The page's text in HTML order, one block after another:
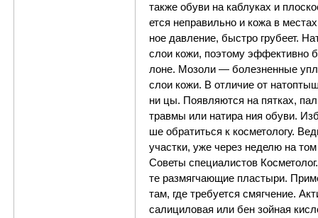
так­же обу­ви на каб­лу­ках и
ет­ся не­пра­виль­но и ко­жа в
ное да­в­ле­ние, бы­ст­ро гру­бе­ет.
слои ко­жи, по­э­то­му эф­фе­к­тив­но
ло­не. Мо­зо­ли — бо­лез­нен­ные
слои ко­жи. В от­ли­чие от
ни­ цы. По­я­в­ля­ют­ся на пят­ках,
трав­мы или на­ти­ра­ ния обу­ви.
ше об­ра­тить­ся к ко­с­ме­то­ло­гу.
уча­ст­ки, уже че­рез не­де­лю на
Советы специалистов
те раз­мяг­ча­ю­щие пла­сты­ри.
там, где тре­бу­ет­ся смяг­че­ние.
са­ли­ци­ло­вая или бен­ зой­ная